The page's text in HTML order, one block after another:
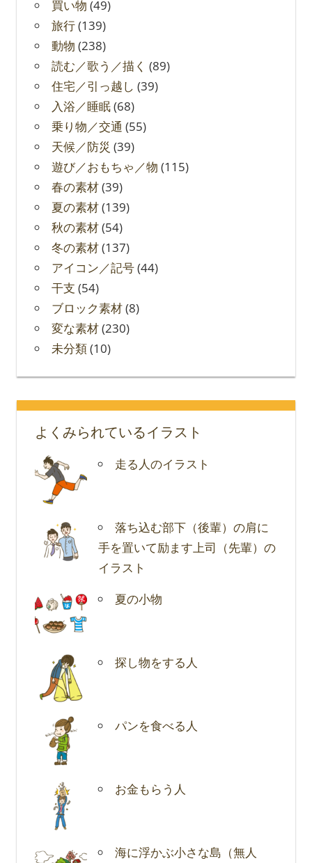
買い物 (49)
旅行(139)
動物 (238)
読む／歌う／描く (89)
住宅／引っ越し (39)
入浴／睡眠(68)
乗り物／交通 (55)
天候／防災 (39)
遊び／おもちゃ／物 (115)
春の素材(39)
夏の素材(139)
秋の素材(54)
冬の素材(137)
アイコン／記号(44)
干支 (54)
ブロック素材(8)
変な素材(230)
未分類(10)
よくみられているイラスト
走る人のイラスト
落ち込む部下（後輩）の肩に
手を置いて励ます上司（先輩）の
イラスト
夏の小物
探し物をする人
パンを食べる人
お金もらう人
海に浮かぶ小さな島（無人